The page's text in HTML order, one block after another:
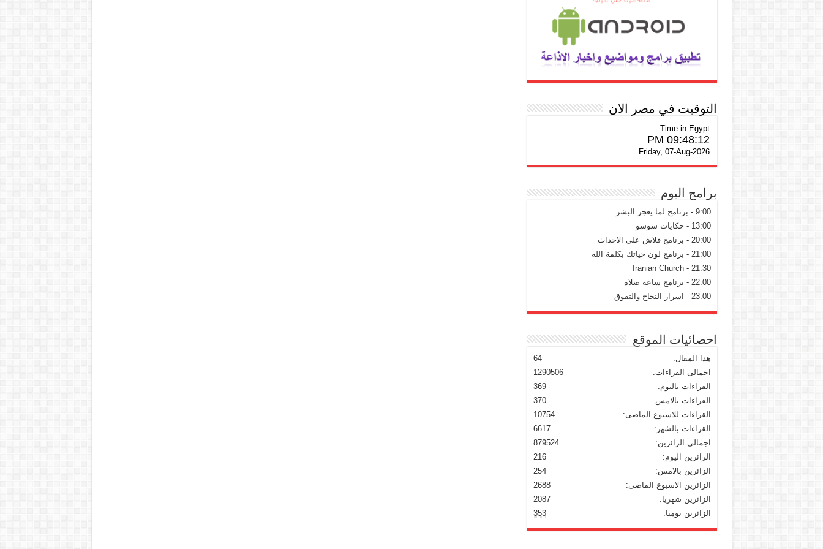
التوقيت في مصر الان
Time in Egypt
09:48:13 PM
Friday, 07-Aug-2026
برامج اليوم
9:00 - برنامج لما يعجز البشر
13:00 - حكايات سوسو
20:00 - برنامج فلاش على الاحداث
21:00 - برنامج لون حياتك بكلمة الله
21:30 - Iranian Church
22:00 - برنامج ساعة صلاة
23:00 - اسرار النجاح والتفوق
احصائيات الموقع
64
هذا المقال:
1290506
اجمالى القراءات:
369
القراءات باليوم:
370
القراءات بالامس:
10754
القراءات للاسبوع الماضى:
6617
القراءات بالشهر:
879524
اجمالى الزائرين:
216
الزائرين اليوم:
254
الزائرين بالامس:
2688
الزائرين الاسبوع الماضى:
2087
الزائرين شهريا:
353
الزائرين يوميا: